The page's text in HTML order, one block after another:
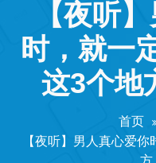
【夜听
时，就一
这3个地
首页
【夜听】男人真心爱